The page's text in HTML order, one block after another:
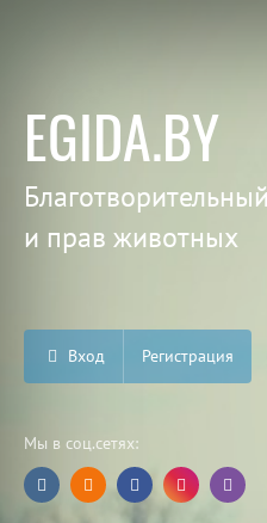
EGIDA.BY
и прав животных
Вход Регистрация
Мы в соц.сетях: